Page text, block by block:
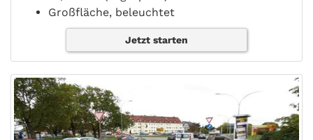
Großfläche, beleuchtet
Jetzt starten